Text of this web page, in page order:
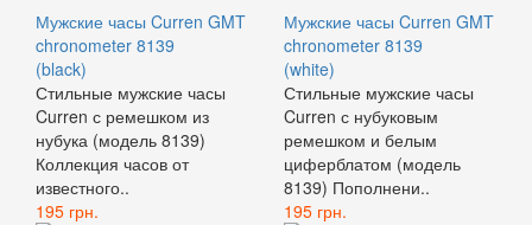
Мужские часы Curren GMT
chronometer 8139
(black)
Стильные мужские часы
Curren с ремешком из
нубука (модель 8139)
Коллекция часов от
известного..
195 грн.
Мужские часы Curren GMT
chronometer 8139
(white)
Стильные мужские часы
Curren с нубуковым
ремешком и белым
циферблатом (модель
8139) Пополнени..
195 грн.